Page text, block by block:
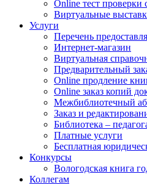
Online тест проверки
Виртуальные
Услуги
Перечень
Интернет-магазин
Виртуальная
Предварительный
Online продление
Online заказ копий
Межбиблиотечный
Заказ и
Библиотека –
Платные услуги
Бесплатная
Конкурсы
Вологодская книга
Коллегам